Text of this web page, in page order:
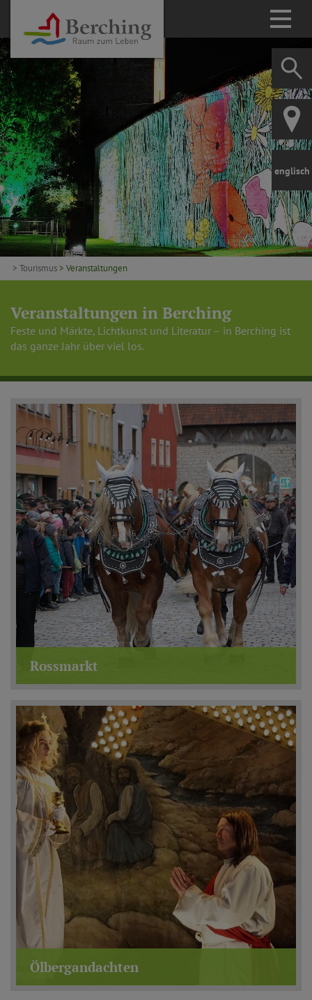
englisch
> Tourismus > Veranstaltungen
Veranstaltungen in Berching
Feste und Märkte, Lichtkunst und Literatur – in Berching ist
das ganze Jahr über viel los.
Rossmarkt
Ölbergandachten